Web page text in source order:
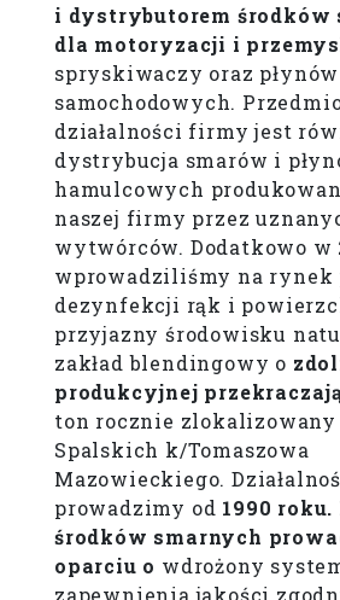
i dystrybutorem środków
dla motoryzacji i
spryskiwaczy oraz płynów
samochodowych.
działalności firmy jest
dystrybucja smarów i
hamulcowych
naszej firmy przez
wytwórców. Dodatkowo w
wprowadziliśmy na rynek
dezynfekcji rąk i
przyjazny środowisku
zakład blendingowy o
produkcyjnej
ton rocznie zlokalizowany
Spalskich k/Tomaszowa
Mazowieckiego.
prowadzimy od 1990 roku.
środków smarnych
oparciu o wdrożony
zapewnienia jakości